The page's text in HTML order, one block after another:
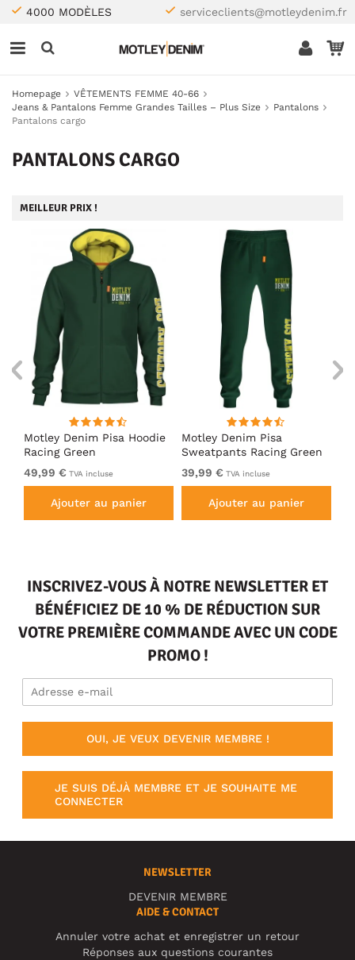
4000 MODÈLES serviceclients@motleydenim.fr
Homepage
VÊTEMENTS FEMME 40-66
Jeans & Pantalons Femme Grandes Tailles – Plus Size
Pantalons
Pantalons cargo
PANTALONS CARGO
MEILLEUR PRIX !
Motley Denim Pisa Hoodie
Racing Green
49,99 € TVA incluse
Ajouter au panier
Motley Denim Pisa
Sweatpants Racing Green
39,99 € TVA incluse
Ajouter au panier
INSCRIVEZ-VOUS À NOTRE NEWSLETTER ET
BÉNÉFICIEZ DE 10 % DE RÉDUCTION SUR
VOTRE PREMIÈRE COMMANDE AVEC UN CODE
PROMO !
OUI, JE VEUX DEVENIR MEMBRE !
JE SUIS DÉJÀ MEMBRE ET JE SOUHAITE ME
CONNECTER
NEWSLETTER
DEVENIR MEMBRE
AIDE & CONTACT
Annuler votre achat et enregistrer un retour
Réponses aux questions courantes